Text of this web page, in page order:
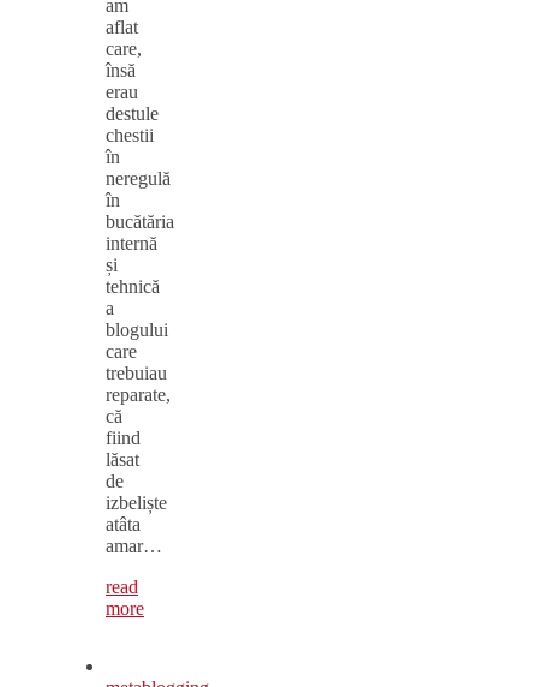
am
aflat
care,
însă
erau
destule
chestii
în
neregulă
în
bucătăria
internă
și
tehnică
a
blogului
care
trebuiau
reparate,
că
fiind
lăsat
de
izbeliște
atâta
amar…
read
more